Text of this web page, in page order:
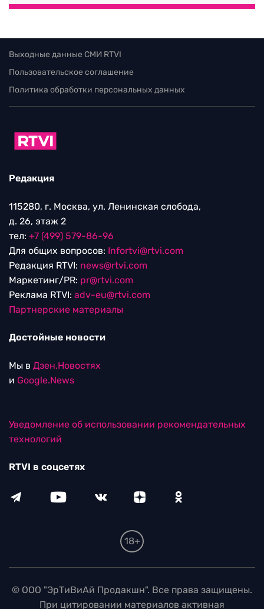
Выходные данные СМИ RTVI
Пользовательское соглашение
Политика обработки персональных данных
Редакция
115280, г. Москва, ул. Ленинская слобода,
д. 26, этаж 2
тел: +7 (499) 579-86-96
Для общих вопросов: Infortvi@rtvi.com
Редакция RTVI: news@rtvi.com
Маркетинг/PR: pr@rtvi.com
Реклама RTVI: adv-eu@rtvi.com
Партнерские материалы
Достойные новости
Мы в Дзен.Новостях
и Google.News
Уведомление об использовании рекомендательных
технологий
RTVI в соцсетях
18+
© ООО "ЭрТиВиАй Продакшн". Все права защищены.
При цитировании материалов активная